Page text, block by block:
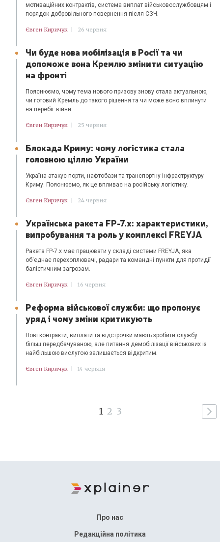
мотиваційних контрактів, система виплат військовослужбовцям і
порядок добровільного повернення після СЗЧ.
Євген Киричук | 26 червня
Чи буде нова мобілізація в Росії та чи
допоможе вона Кремлю змінити ситуацію
на фронті
Пояснюємо, чому тема нового призову знову стала актуальною,
чи готовий Кремль до такого рішення та чи може воно вплинути
на перебіг війни.
Євген Киричук | 25 червня
Блокада Криму: чому логістика стала
головною ціллю України
Україна атакує порти, нафтобази та транспортну інфраструктуру
Криму. Пояснюємо, як це впливає на російську логістику.
Євген Киричук | 24 червня
Українська ракета FP-7.x: характеристики,
випробування та роль у комплексі FREYJA
Ракета FP-7.x має працювати у складі системи FREYJA, яка
об'єднає перехоплювачі, радари та командні пункти для протидії
балістичним загрозам.
Євген Киричук | 16 червня
Реформа військової служби: що пропонує
уряд і чому зміни критикують
Нові контракти, виплати та відстрочки мають зробити службу
більш передбачуваною, але питання демобілізації військових із
найбільшою вислугою залишається відкритим.
Євген Киричук | 14 червня
1 2 3
Про нас
Редакційна політика